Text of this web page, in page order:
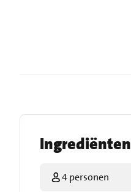
Ingrediënten
4 personen